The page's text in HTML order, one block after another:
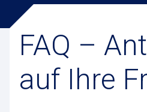
FAQ –
auf Ihre